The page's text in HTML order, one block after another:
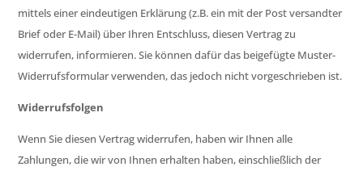
mittels einer eindeutigen Erklärung (z.B. ein mit der Post versandter
Brief oder E-Mail) über Ihren Entschluss, diesen Vertrag zu
widerrufen, informieren. Sie können dafür das beigefügte Muster-
Widerrufsformular verwenden, das jedoch nicht vorgeschrieben ist.
Widerrufsfolgen
Wenn Sie diesen Vertrag widerrufen, haben wir Ihnen alle
Zahlungen, die wir von Ihnen erhalten haben, einschließlich der